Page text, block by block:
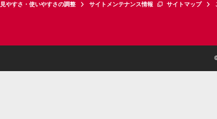
見やすさ・使いやすさの調整
サイトメンテナンス情報 サイトマップ